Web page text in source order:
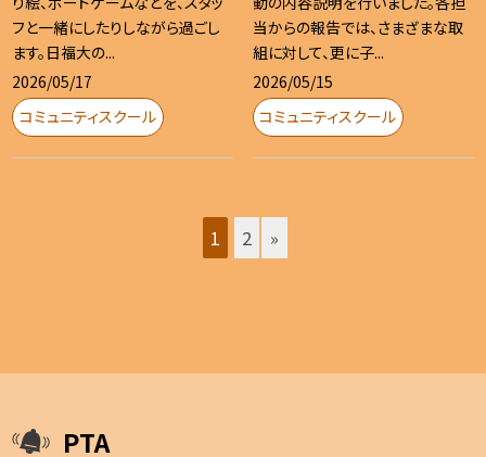
フと一緒にしたりしながら過ごし
ます。日福大の...
2026/05/17
コミュニティスクール
当からの報告では、さまざまな取
組に対して、更に子...
2026/05/15
コミュニティスクール
1 2 »
PTA